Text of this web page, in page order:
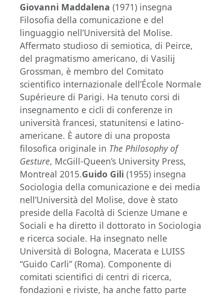
Giovanni Maddalena (1971) insegna
Filosofia della comunicazione e del
linguaggio nell’Università del Molise.
Affermato studioso di semiotica, di Peirce,
del pragmatismo americano, di Vasilij
Grossman, è membro del Comitato
scientifico internazionale dell’École Normale
Supérieure di Parigi. Ha tenuto corsi di
insegnamento e cicli di conferenze in
università francesi, statunitensi e latino-
americane. È autore di una proposta
filosofica originale in The Philosophy of
Gesture, McGill-Queen’s University Press,
Montreal 2015.Guido Gili (1955) insegna
Sociologia della comunicazione e dei media
nell’Università del Molise, dove è stato
preside della Facoltà di Scienze Umane e
Sociali e ha diretto il dottorato in Sociologia
e ricerca sociale. Ha insegnato nelle
Università di Bologna, Macerata e LUISS
“Guido Carli” (Roma). Componente di
comitati scientifici di centri di ricerca,
fondazioni e riviste, ha anche fatto parte